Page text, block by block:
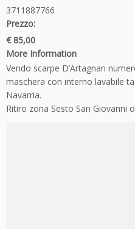
3711887766
Prezzo:
€ 85,00
More Information
Vendo scarpe D’Artagnan
maschera con interno lavabile
Navarria.
Ritiro zona Sesto San Giovanni